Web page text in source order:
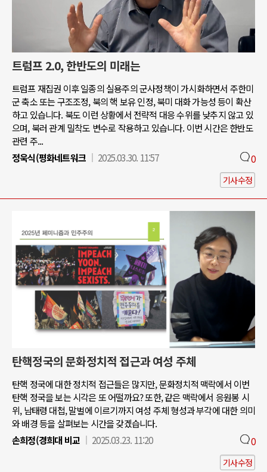
트럼프 2.0, 한반도의 미래는
트럼프 재집권 이후 일종의 실용주의 군사정책이 가시화하면서 주한미
군 축소 또는 구조조정, 북의 핵 보유 인정, 북미 대화 가능성 등이 확산
하고 있습니다. 북도 이런 상황에서 전략적 대응 수위를 낮추지 않고 있
으며, 북러 관계 밀착도 변수로 작용하고 있습니다. 이번 시간은 한반도
관련 주...
정욱식(평화네트워크
2025.03.30. 11:57 0
기사수정
탄핵정국의 문화정치적 접근과 여성 주체
탄핵 정국에 대한 정치적 접근들은 많지만, 문화정치적 맥락에서 이번
탄핵 정국을 보는 시각은 또 어떨까요? 또한, 같은 맥락에서 응원봉 시
위, 남태령 대첩, 말벌에 이르기까지 여성 주체 형성과 부각에 대한 의미
와 배경 등을 살펴보는 시간을 갖겠습니다.
손희정(경희대 비교
2025.03.23. 11:20 0
기사수정